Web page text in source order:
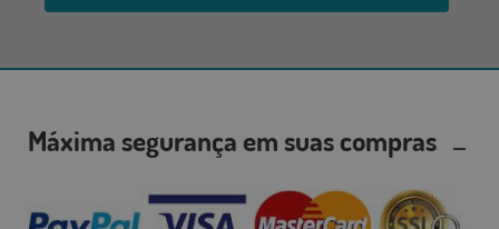
Máxima segurança em suas compras